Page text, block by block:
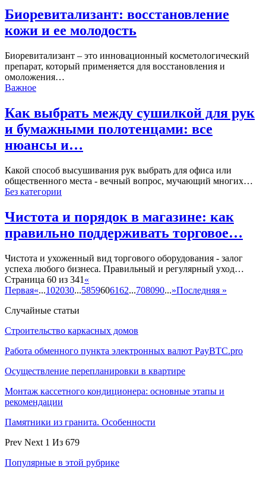
Биоревитализант: восстановление
кожи и ее молодость
Биоревитализант – это инновационный косметологический
препарат, который применяется для восстановления и
омоложения…
Важное
Как выбрать между сушилкой для рук
и бумажными полотенцами: все
нюансы и…
Какой способ высушивания рук выбрать для офиса или
общественного места - вечный вопрос, мучающий многих…
Без категории
Чистота и порядок в магазине: как
правильно поддерживать торговое…
Чистота и ухоженный вид торгового оборудования - залог
успеха любого бизнеса. Правильный и регулярный уход…
Страница 60 из 341 «
Первая«...102030...5859606162...708090...»Последняя »
Случайные статьи
Строительство каркасных домов
Работа обменного пункта электронных валют PayBTC.pro
Осуществление перепланировки в квартире
Монтаж кассетного кондиционера: основные этапы и
рекомендации
Памятники из гранита. Особенности
Prev Next 1 Из 679
Популярные в этой рубрике